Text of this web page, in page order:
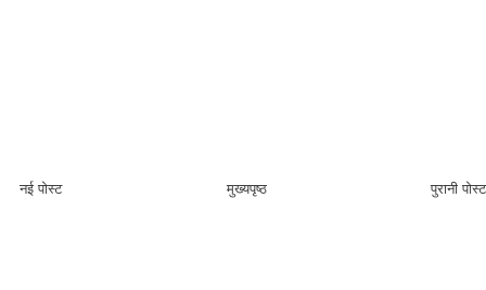
नई पोस्ट पुरानी पोस्ट
मुख्यपृष्ठ